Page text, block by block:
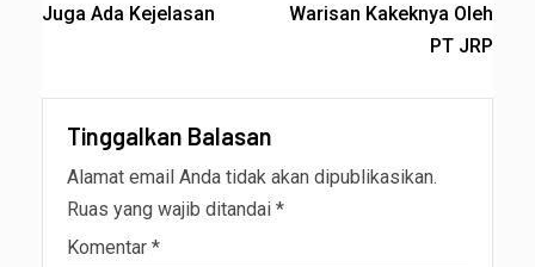
Juga Ada Kejelasan
Warisan Kakeknya Oleh
PT JRP
Tinggalkan Balasan
Alamat email Anda tidak akan dipublikasikan.
Ruas yang wajib ditandai *
Komentar *